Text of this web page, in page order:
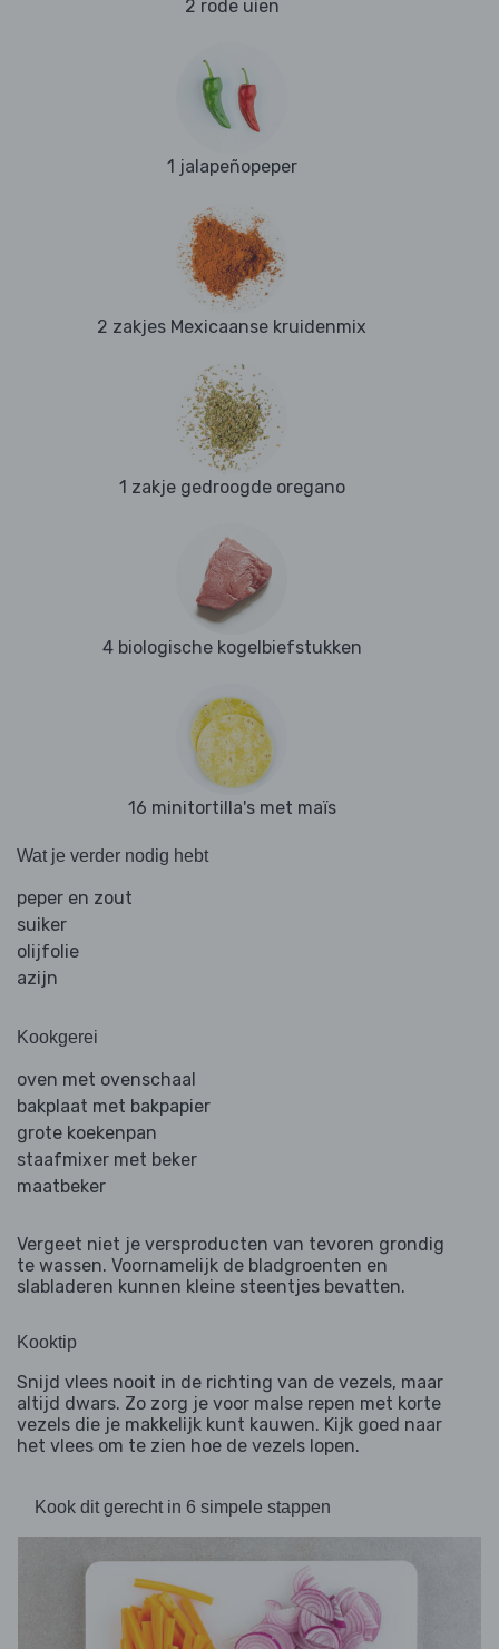
2 rode uien
1 jalapeñopeper
2 zakjes Mexicaanse kruidenmix
1 zakje gedroogde oregano
4 biologische kogelbiefstukken
16 minitortilla's met maïs
Wat je verder nodig hebt
peper en zout
suiker
olijfolie
azijn
Kookgerei
oven met ovenschaal
bakplaat met bakpapier
grote koekenpan
staafmixer met beker
maatbeker
Vergeet niet je versproducten van tevoren grondig
te wassen. Voornamelijk de bladgroenten en
slabladeren kunnen kleine steentjes bevatten.
Kooktip
Snijd vlees nooit in de richting van de vezels, maar
altijd dwars. Zo zorg je voor malse repen met korte
vezels die je makkelijk kunt kauwen. Kijk goed naar
het vlees om te zien hoe de vezels lopen.
Kook dit gerecht in 6 simpele stappen